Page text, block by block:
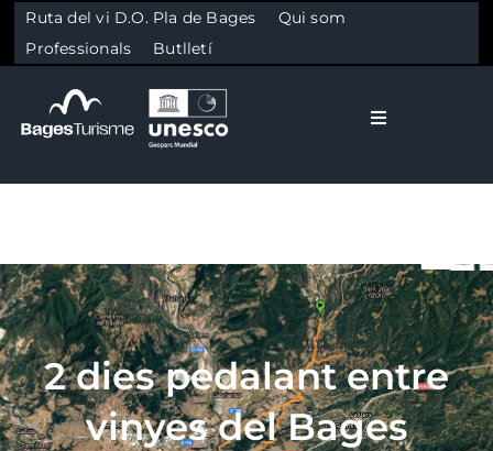
Skip to content
Ruta del vi D.O. Pla de Bages
Qui som
Professionals
Butlletí
Toggle
Cultura
Gastronomia
2 dies pedalant entre
vinyes del Bages